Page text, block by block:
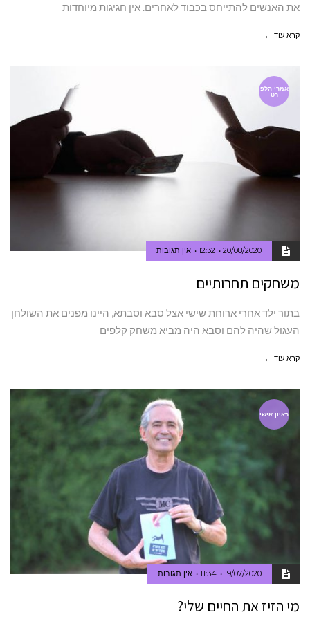
את האנשים להתייחס בכבוד לאחרים. אין חגיגות מיוחדות
קרא עוד ←
אמרי הלפ
רט
20/08/2020
12:32 אין תגובות
משחקים תחרותיים
בתור ילד אחרי ארוחת שישי אצל סבא וסבתא, היינו מפנים את השולחן
העגול שהיה להם וסבא היה מביא משחק קלפים
קרא עוד ←
ראיון אישי
19/07/2020
11:34 אין תגובות
מי הזיז את החיים שלי?